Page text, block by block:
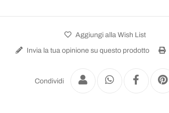
Aggiungi alla Wish List
Invia la tua opinione su questo prodotto
Condividi